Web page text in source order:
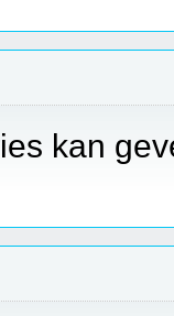
kan